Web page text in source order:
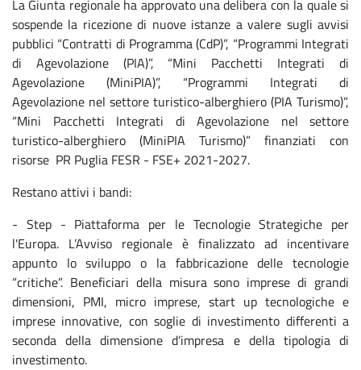
La Giunta regionale ha approvato una delibera con la quale si
sospende la ricezione di nuove istanze a valere sugli avvisi
pubblici “Contratti di Programma (CdP)”, “Programmi Integrati
di Agevolazione (PIA)”, “Mini Pacchetti Integrati di
Agevolazione (MiniPIA)”, “Programmi Integrati di
Agevolazione nel settore turistico-alberghiero (PIA Turismo)”,
“Mini Pacchetti Integrati di Agevolazione nel settore
turistico-alberghiero (MiniPIA Turismo)” finanziati con
risorse PR Puglia FESR - FSE+ 2021-2027.
Restano attivi i bandi:
- Step - Piattaforma per le Tecnologie Strategiche per
l'Europa. L’Avviso regionale è finalizzato ad incentivare
appunto lo sviluppo o la fabbricazione delle tecnologie
“critiche”. Beneficiari della misura sono imprese di grandi
dimensioni, PMI, micro imprese, start up tecnologiche e
imprese innovative, con soglie di investimento differenti a
seconda della dimensione d’impresa e della tipologia di
investimento.